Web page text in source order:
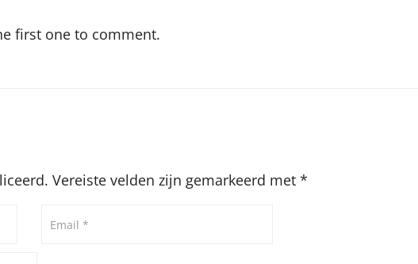
first one to comment.
Vereiste velden zijn gemarkeerd met *